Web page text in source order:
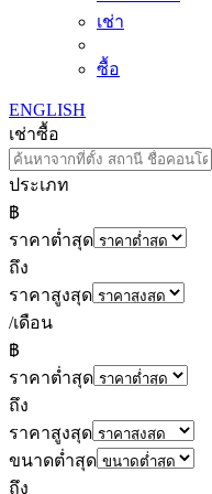
เช่า
ซื้อ
ENGLISH
เช่าซื้อ
ประเภท
฿
ราคาต่ำสุด
ถึง
ราคาสูงสุด
/เดือน
฿
ราคาต่ำสุด
ถึง
ราคาสูงสุด
ขนาดต่ำสุด
ถึง